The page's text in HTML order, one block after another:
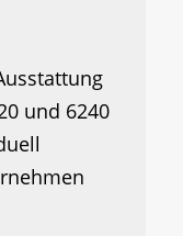
und 6240